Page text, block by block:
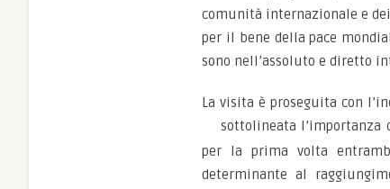
comunità internazionale e
per il bene della pace
sono nell’assoluto e diretto
La visita è proseguita con
sottolineata
per la prima volta
determinante al